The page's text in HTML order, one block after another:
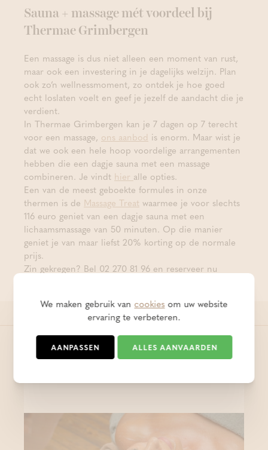
Sauna + massage mét voordeel bij
Thermae Grimbergen
Een massage is dus niet alleen een moment van rust,
maar ook een investering in je dagelijks welzijn. Plan
ook zo’n wellnessmoment, zo ontdek je hoe goed
echt loslaten voelt en geef je jezelf de aandacht die je
verdient.
In Thermae Grimbergen kan je 7 dagen op 7 terecht
voor een massage, ons aanbod is enorm. Maar wist je
dat we ook een hele hoop voordelige arrangementen
hebben die een dagje sauna met een massage
combineren. Je vindt hier alle opties.
Een van de meest geboekte formules in onze
thermen is de Massage Treat waarmee je voor slechts
116 euro geniet van een dagje sauna met een
lichaamsmassage van 50 minuten. Op die manier
geniet je van maar liefst 20% korting op de normale
prijs.
Zin gekregen? Bel 02 270 81 96 en reserveer nu
Deze berichtjes zijn zeker en vast
We maken gebruik vancookiesom uw website
ervaring te verbeteren.
AANPASSEN ALLES AANVAARDEN